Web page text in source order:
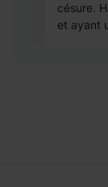
césure.
et ayant